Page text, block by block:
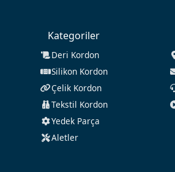
Kategoriler
Deri Kordon
Silikon Kordon
Çelik Kordon
Tekstil Kordon
Yedek Parça
Aletler